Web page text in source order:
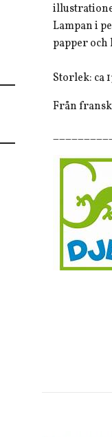
Lampan i
papper och
Storlek: ca
Från